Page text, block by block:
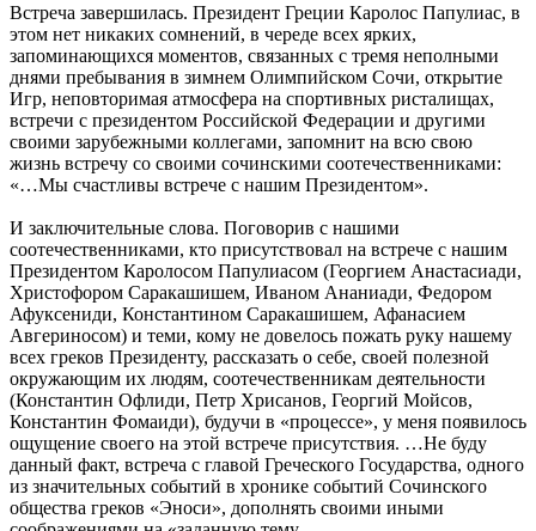
Встреча завершилась. Президент Греции Каролос Папулиас, в
этом нет никаких сомнений, в череде всех ярких,
запоминающихся моментов, связанных с тремя неполными
днями пребывания в зимнем Олимпийском Сочи, открытие
Игр, неповторимая атмосфера на спортивных ристалищах,
встречи с президентом Российской Федерации и другими
своими зарубежными коллегами, запомнит на всю свою
жизнь встречу со своими сочинскими соотечественниками:
«…Мы счастливы встрече с нашим Президентом».
И заключительные слова. Поговорив с нашими
соотечественниками, кто присутствовал на встрече с нашим
Президентом Каролосом Папулиасом (Георгием Анастасиади,
Христофором Саракашишем, Иваном Ананиади, Федором
Афуксениди, Константином Саракашишем, Афанасием
Авгериносом) и теми, кому не довелось пожать руку нашему
всех греков Президенту, рассказать о себе, своей полезной
окружающим их людям, соотечественникам деятельности
(Константин Офлиди, Петр Хрисанов, Георгий Мойсов,
Константин Фомаиди), будучи в «процессе», у меня появилось
ощущение своего на этой встрече присутствия. …Не буду
данный факт, встреча с главой Греческого Государства, одного
из значительных событий в хронике событий Сочинского
общества греков «Эноси», дополнять своими иными